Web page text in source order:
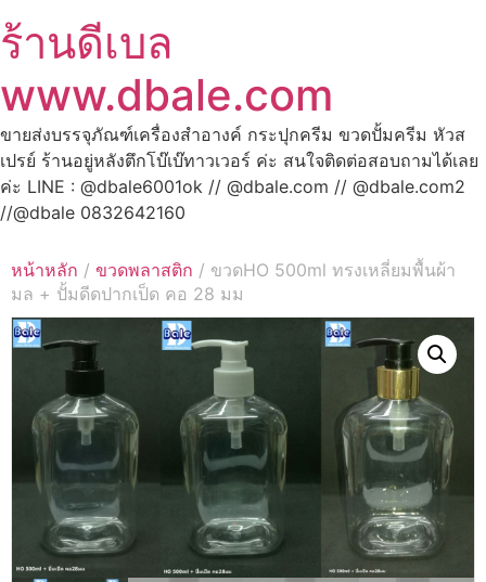
ร้านดีเบล
www.dbale.com
ขายส่งบรรจุภัณฑ์เครื่องสำอางค์ กระปุกครีม ขวดปั้มครีม หัวส
เปรย์ ร้านอยู่หลังตึกโบ๊เบ๊ทาวเวอร์ ค่ะ สนใจติดต่อสอบถามได้เลย
ค่ะ LINE : @dbale6001ok // @dbale.com // @dbale.com2
//@dbale 0832642160
หน้าหลัก / ขวดพลาสติก / ขวดHO 500ml ทรงเหลี่ยมพื้นผ้า
มล + ปั้มดีดปากเป็ด คอ 28 มม